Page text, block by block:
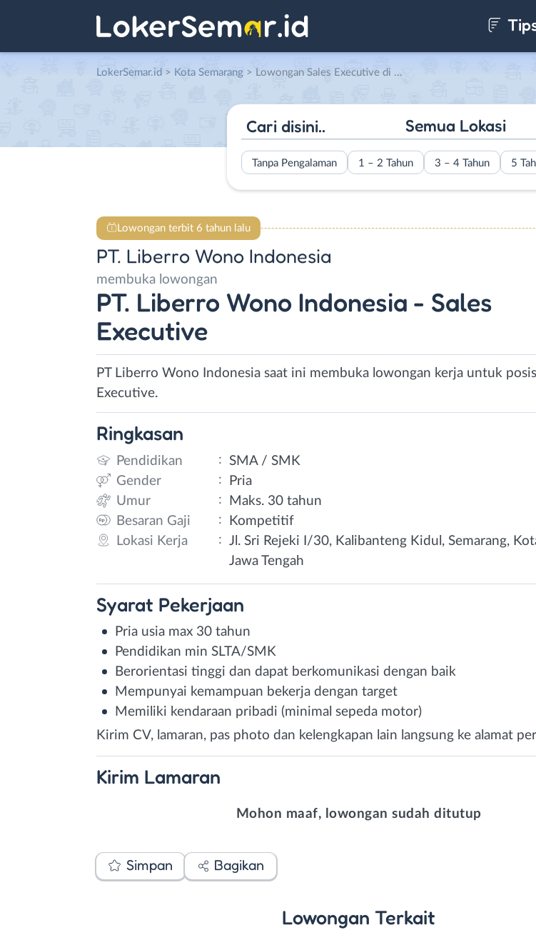
LokerSemar.id > Kota Semarang > Lowongan Sales Executive di PT. Liberro Wono Indonesia
Semua Lokasi
Tanpa Pengalaman 1 – 2 Tahun 3 – 4 Tahun 5
Lowongan terbit 6 tahun lalu
PT. Liberro Wono Indonesia
membuka lowongan
PT. Liberro Wono Indonesia - Sales
Executive
PT Liberro Wono Indonesia saat ini membuka lowongan kerja untuk
Executive.
Ringkasan
Pendidikan : SMA / SMK
Gender
:
Pria
Umur
:
Maks. 30 tahun
Besaran Gaji
:
Kompetitif
Lokasi Kerja
: Jl. Sri Rejeki I/30, Kalibanteng Kidul, Semarang,
Jawa Tengah
Syarat Pekerjaan
Pria usia max 30 tahun
Pendidikan min SLTA/SMK
Berorientasi tinggi dan dapat berkomunikasi dengan baik
Mempunyai kemampuan bekerja dengan target
Memiliki kendaraan pribadi (minimal sepeda motor)
Kirim CV, lamaran, pas photo dan kelengkapan lain langsung ke alamat
Kirim Lamaran
Mohon maaf, lowongan sudah ditutup
Simpan Bagikan
Lowongan Terkait